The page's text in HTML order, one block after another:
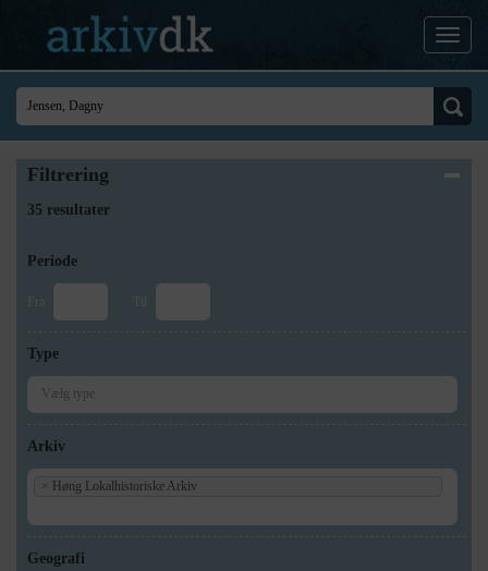
Filtrering
35 resultater
Periode
Fra Til
Type
Arkiv
× Høng Lokalhistoriske Arkiv
Geografi